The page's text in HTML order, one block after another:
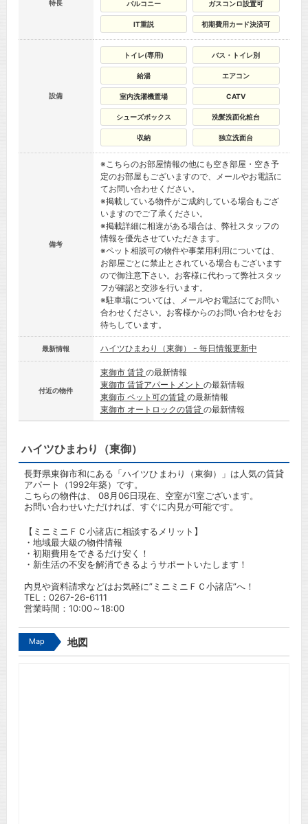
特長 バルコニー ガスコンロ設置可
IT重説 初期費用カード決済可
設備
トイレ(専用) バス・トイレ別
給湯 エアコン
室内洗濯機置場 CATV
シューズボックス 洗髪洗面化粧台
収納 独立洗面台
備考
※こちらのお部屋情報の他にも空き部屋・空き予
定のお部屋もございますので、メールやお電話に
てお問い合わせください。
※掲載している物件がご成約している場合もござ
いますのでご了承ください。
※掲載詳細に相違がある場合は、弊社スタッフの
情報を優先させていただきます。
※ペット相談可の物件や事業用利用については、
お部屋ごとに禁止とされている場合もございます
ので御注意下さい。お客様に代わって弊社スタッ
フが確認と交渉を行います。
※駐車場については、メールやお電話にてお問い
合わせください。お客様からのお問い合わせをお
待ちしています。
最新情報 ハイツひまわり（東御） - 毎日情報更新中
付近の物件
東御市 賃貸 の最新情報
東御市 賃貸アパートメント の最新情報
東御市 ペット可の賃貸 の最新情報
東御市 オートロックの賃貸 の最新情報
ハイツひまわり（東御）
長野県東御市和にある「ハイツひまわり（東御）」は人気の賃貸
アパート（1992年築）です。
こちらの物件は、 08月06日現在、空室が1室ございます。
お問い合わせいただければ、すぐに内見が可能です。
【ミニミニＦＣ小諸店に相談するメリット】
・地域最大級の物件情報
・初期費用をできるだけ安く！
・新生活の不安を解消できるようサポートいたします！
内見や資料請求などはお気軽に”ミニミニＦＣ小諸店”へ！
TEL： 0267-26-6111
営業時間：10:00～18:00
Map 地図